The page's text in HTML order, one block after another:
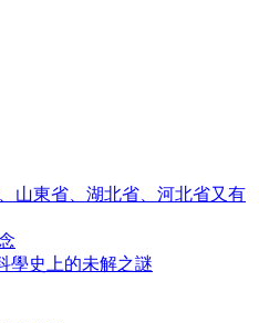
山東省、湖北省、河北省又有
學史上的未解之謎